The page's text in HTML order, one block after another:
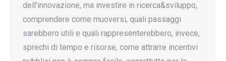
dell’innovazione, ma investire in ricerca&sviluppo,
comprendere come muoversi, quali passaggi
sarebbero utili e quali rappresenterebbero, invece,
sprechi di tempo e risorse, come attrarre incentivi